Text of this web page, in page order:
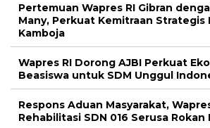
Pertemuan Wapres RI Gibran
Many, Perkuat Kemitraan Strategis
Kamboja
Wapres RI Dorong AJBI Perkuat
Beasiswa untuk SDM Unggul
Respons Aduan Masyarakat,
Rehabilitasi SDN 016 Serusa Rokan